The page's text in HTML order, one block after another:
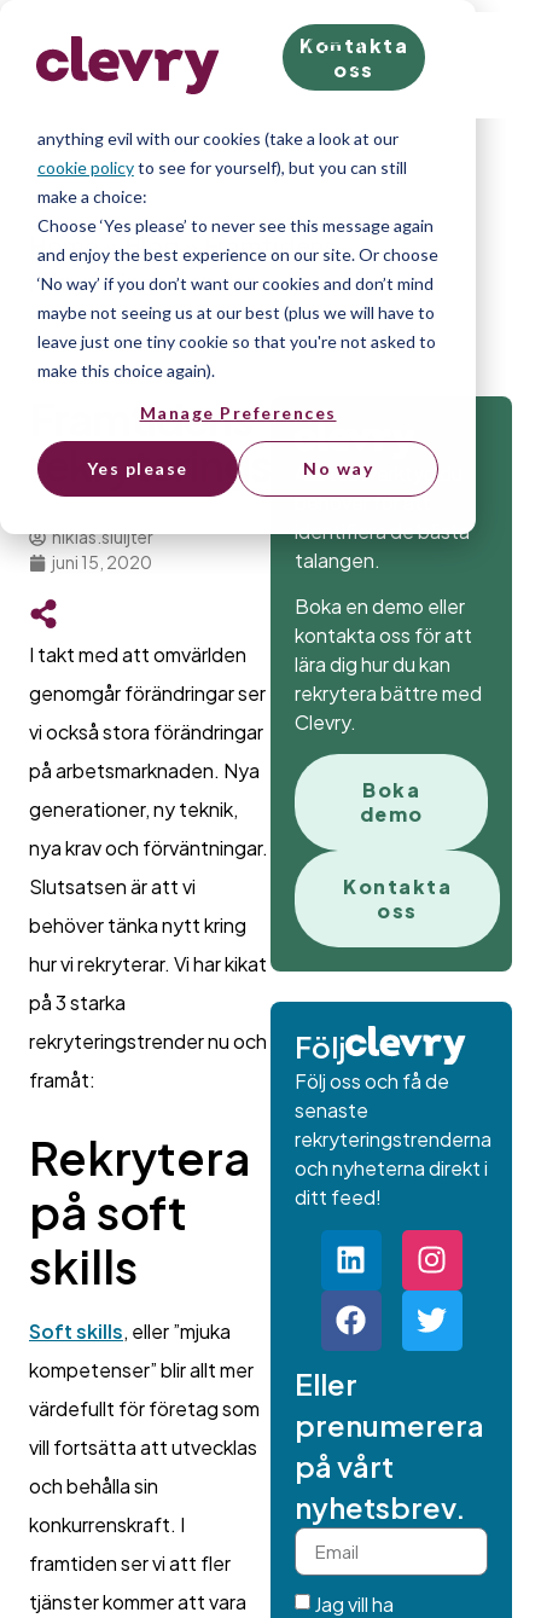
We know right? These cookie pop-ups can really ruin
your visit, so we’ll make this quick. This website does
anything evil with our cookies (take a look at our
cookie policyto see for yourself), but you can still
make a choice:
Choose ‘Yes please’ to never see this message again
and enjoy the best experience on our site. Or choose
‘No way’ if you don’t want our cookies and don’t mind
maybe not seeing us at our best (plus we will have to
leave just one tiny cookie so that you're not asked to
make this choice again).
Manage Preferences
Yes please No way
Kontakta
oss
Home»Blog »Framtidens
rekryteringstrender
Framtidens
rekryteringstrender
niklas.sluijter
juni 15, 2020
I takt med att omvärlden
genomgår förändringar ser
vi också stora förändringar
på arbetsmarknaden. Nya
generationer, ny teknik,
nya krav och förväntningar.
Slutsatsen är att vi
behöver tänka nytt kring
hur vi rekryterar. Vi har kikat
på 3 starka
rekryteringstrender nu och
framåt:
Rekrytera
på soft
skills
Soft skills, eller ”mjuka
kompetenser” blir allt mer
värdefullt för företag som
vill fortsätta att utvecklas
och behålla sin
konkurrenskraft. I
framtiden ser vi att fler
tjänster kommer att vara
Alla testverktyg du
behöver för att
identifiera de bästa
talangen.
Boka en demo eller
kontakta oss för att
lära dig hur du kan
rekrytera bättre med
Clevry.
Boka
demo
Kontakta
oss
Följ
Följ oss och få de
senaste
rekryteringstrenderna
och nyheterna direkt i
ditt feed!
Eller
prenumerera
på vårt
nyhetsbrev.
Jag vill ha